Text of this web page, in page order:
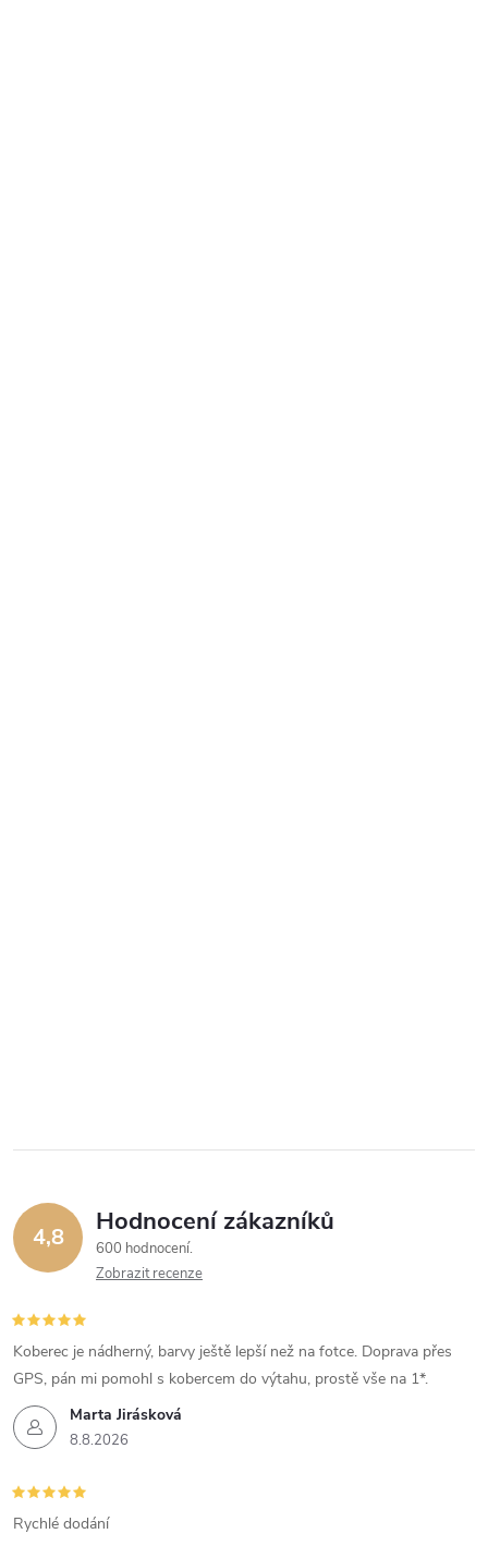
4,8 Hodnocení zákazníků
600 hodnocení
Zobrazit recenze
Marta Jirásková
8.8.2026
Koberec je nádherný, barvy ještě lepší než na fotce. Doprava přes
GPS, pán mi pomohl s kobercem do výtahu, prostě vše na 1*.
Rychlé dodání